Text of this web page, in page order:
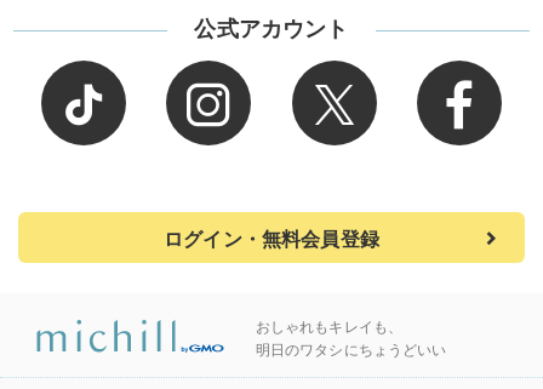
公式アカウント
ログイン・無料会員登録
おしゃれもキレイも、
明日のワタシにちょうどいい